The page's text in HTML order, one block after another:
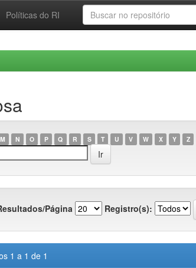
Políticas do RI
M N O P Q R S T U V W X Y Z
Página Registro(s):
1 a 1 de 1